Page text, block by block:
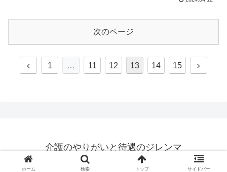
次のページ
前
1 … 11 12 13 14 15
次
介護のやりがいと待遇のジレンマ
© 2023 介護のやりがいと待遇のジレンマ.
ホーム 検索 トップ サイドバー